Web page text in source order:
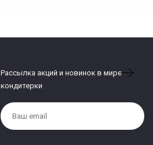
Рассылка акций и новинок в мире
кондитерки